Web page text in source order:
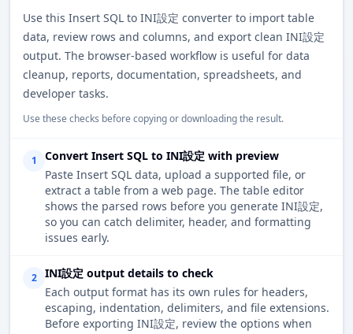
Use this Insert SQL to INI設定 converter to import table
data, review rows and columns, and export clean INI設定
output. The browser-based workflow is useful for data
cleanup, reports, documentation, spreadsheets, and
developer tasks.
Use these checks before copying or downloading the result.
1
Convert Insert SQL to INI設定 with preview
Paste Insert SQL data, upload a supported file, or
extract a table from a web page. The table editor
shows the parsed rows before you generate INI設定,
so you can catch delimiter, header, and formatting
issues early.
2
INI設定 output details to check
Each output format has its own rules for headers,
escaping, indentation, delimiters, and file extensions.
Before exporting INI設定, review the options when